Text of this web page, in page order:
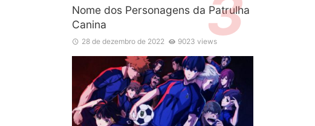
Nome dos Personagens da Patrulha
Canina
28 de dezembro de 2022 9023 views